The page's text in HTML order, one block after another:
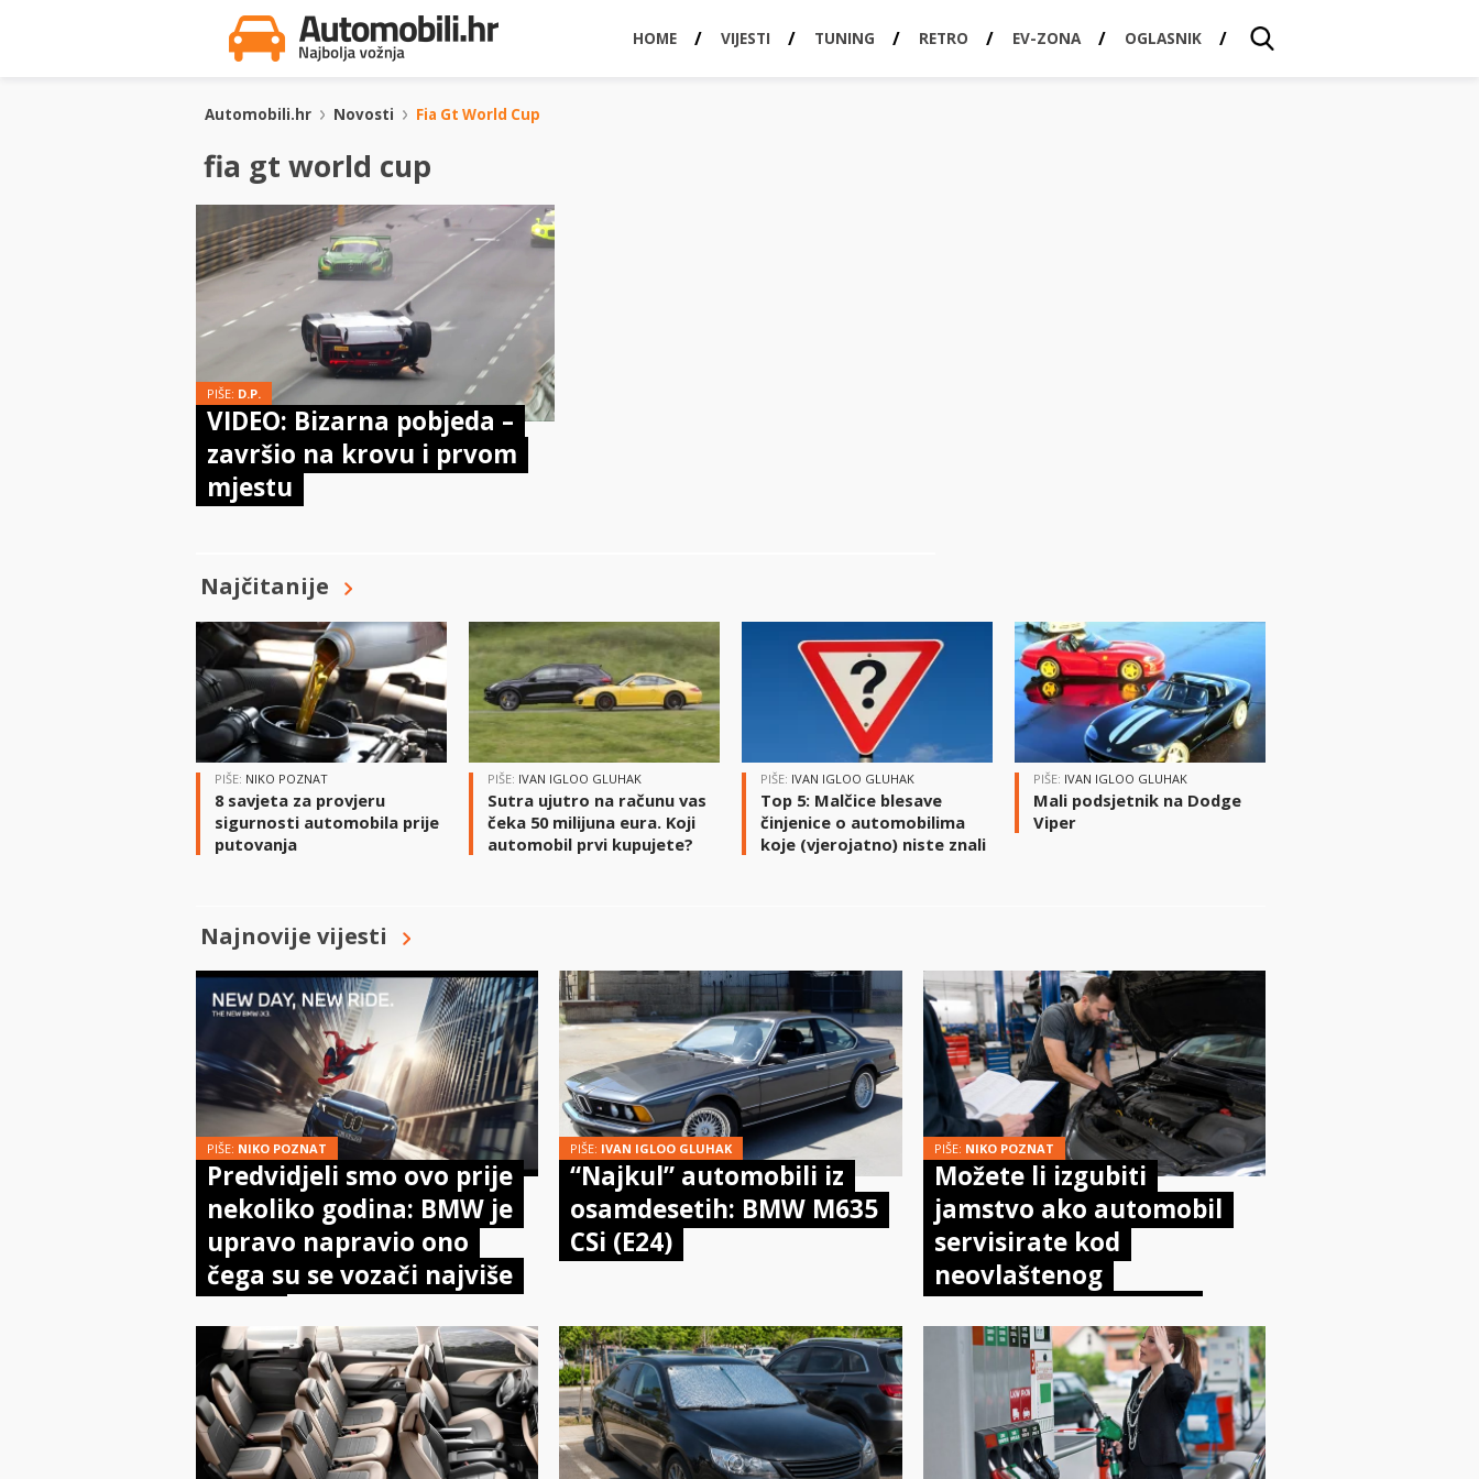
HOME VIJESTI TUNING RETRO EV-ZONA OGLASNIK
Automobili.hr Novosti Fia Gt World Cup
fia gt world cup
PIŠE: D.P.
VIDEO: Bizarna pobjeda –
završio na krovu i prvom
mjestu
Najčitanije
PIŠE: NIKO POZNAT
8 savjeta za provjeru
sigurnosti automobila prije
putovanja
PIŠE: IVAN IGLOO GLUHAK
Sutra ujutro na računu vas
čeka 50 milijuna eura. Koji
automobil prvi kupujete?
PIŠE: IVAN IGLOO GLUHAK
Top 5: Malčice blesave
činjenice o automobilima
koje (vjerojatno) niste znali
PIŠE: IVAN IGLOO GLUHAK
Mali podsjetnik na Dodge
Viper
Najnovije vijesti
PIŠE: NIKO POZNAT
Predvidjeli smo ovo prije
nekoliko godina: BMW je
upravo napravio ono
čega su se vozači najviše
PIŠE: IVAN IGLOO GLUHAK
“Najkul” automobili iz
osamdesetih: BMW M635
CSi (E24)
PIŠE: NIKO POZNAT
Možete li izgubiti
jamstvo ako automobil
servisirate kod
neovlaštenog
doista kaže zakon